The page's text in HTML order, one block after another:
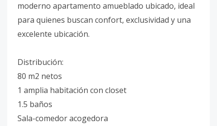
moderno apartamento amueblado ubicado, ideal
para quienes buscan confort, exclusividad y una
excelente ubicación.
Distribución:
80 m2 netos
1 amplia habitación con closet
1.5 baños
Sala-comedor acogedora